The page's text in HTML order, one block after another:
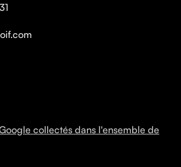
collectés dans l'ensemble de